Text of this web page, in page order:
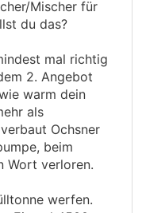
Mischer für
du das?
mal richtig
2. Angebot
warm dein
als
Ochsner
beim
Wort verloren.
werfen.